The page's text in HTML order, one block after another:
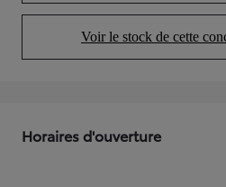
Voir le stock de cette
(Opens
Horaires d'ouverture